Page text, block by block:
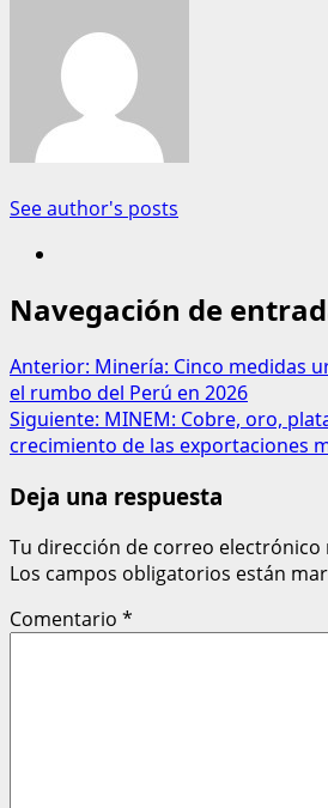
See author's posts
Navegación de
Anterior: Minería: Cinco medidas
el rumbo del Perú en 2026
Siguiente: MINEM: Cobre, oro,
crecimiento de las exportaciones
Deja una respuesta
Tu dirección de correo electrónico
Los campos obligatorios están
Comentario *